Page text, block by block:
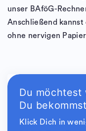
unser BAföG-
Anschließend
ohne nervigen
Du möchtest
Du
Klick Dich in